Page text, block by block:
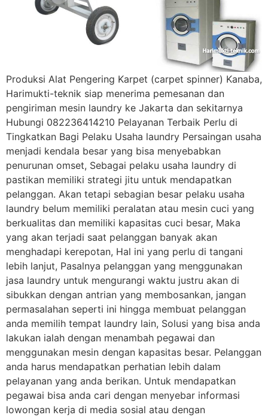
Produksi Alat Pengering Karpet (carpet spinner) Kanaba,
Harimukti-teknik siap menerima pemesanan dan
pengiriman mesin laundry ke Jakarta dan sekitarnya
Hubungi 082236414210 Pelayanan Terbaik Perlu di
Tingkatkan Bagi Pelaku Usaha laundry Persaingan usaha
menjadi kendala besar yang bisa menyebabkan
penurunan omset, Sebagai pelaku usaha laundry di
pastikan memiliki strategi jitu untuk mendapatkan
pelanggan. Akan tetapi sebagian besar pelaku usaha
laundry belum memiliki peralatan atau mesin cuci yang
berkualitas dan memiliki kapasitas cuci besar, Maka
yang akan terjadi saat pelanggan banyak akan
menghadapi kerepotan, Hal ini yang perlu di tangani
lebih lanjut, Pasalnya pelanggan yang menggunakan
jasa laundry untuk mengurangi waktu justru akan di
sibukkan dengan antrian yang membosankan, jangan
permasalahan seperti ini hingga membuat pelanggan
anda memilih tempat laundry lain, Solusi yang bisa anda
lakukan ialah dengan menambah pegawai dan
menggunakan mesin dengan kapasitas besar. Pelanggan
anda harus mendapatkan perhatian lebih dalam
pelayanan yang anda berikan. Untuk mendapatkan
pegawai bisa anda cari dengan menyebar informasi
lowongan kerja di media sosial atau dengan